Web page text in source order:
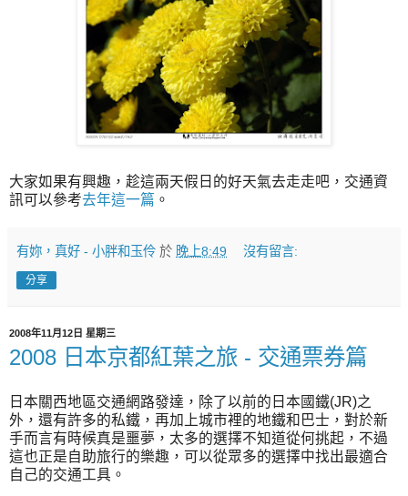
大家如果有興趣，趁這兩天假日的好天氣去走走吧，交通資
訊可以參考去年這一篇 。
有妳，真好 - 小胖和玉伶 於 晚上8:49 沒有留言:
分享
2008年11月12日 星期三
2008 日本京都紅葉之旅 - 交通票券篇
日本關西地區交通網路發達，除了以前的日本國鐵(JR)之
外，還有許多的私鐵，再加上城市裡的地鐵和巴士，對於新
手而言有時候真是噩夢，太多的選擇不知道從何挑起，不過
這也正是自助旅行的樂趣，可以從眾多的選擇中找出最適合
自己的交通工具。